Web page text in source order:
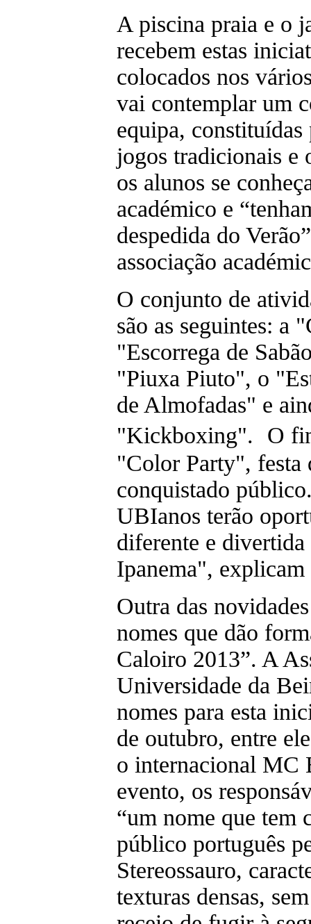
A piscina praia e o
recebem estas
colocados nos
vai contemplar um
equipa,
jogos tradicionais e
os alunos se
académico e
despedida do
associação
O conjunto de
são as seguintes: a
"Escorrega de
"Piuxa Piuto", o
de Almofadas" e
"Kickboxing". O
"Color Party", festa
conquistado
UBIanos terão
diferente e divertida
Ipanema",
Outra das
nomes que dão
Caloiro 2013”. A
Universidade da
nomes para esta
de outubro, entre
o internacional MC
evento, os
“um nome que tem
público português
Stereossauro,
texturas densas,